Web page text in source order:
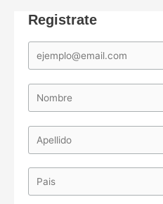
Registrate